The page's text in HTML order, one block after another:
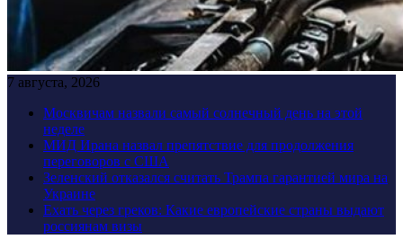
7 августа, 2026
Москвичам назвали самый солнечный день на этой
неделе
МИД Ирана назвал препятствие для продолжения
переговоров с США
Зеленский отказался считать Трампа гарантией мира на
Украине
Ехать через греков: Какие европейские страны выдают
россиянам визы